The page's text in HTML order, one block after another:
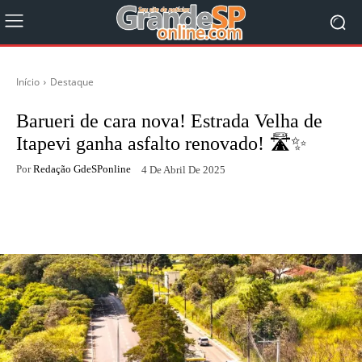
Início Destaque
Barueri de cara nova! Estrada Velha de
Itapevi ganha asfalto renovado! 🛣️✨
Por Redação GdeSPonline 4 De Abril De 2025